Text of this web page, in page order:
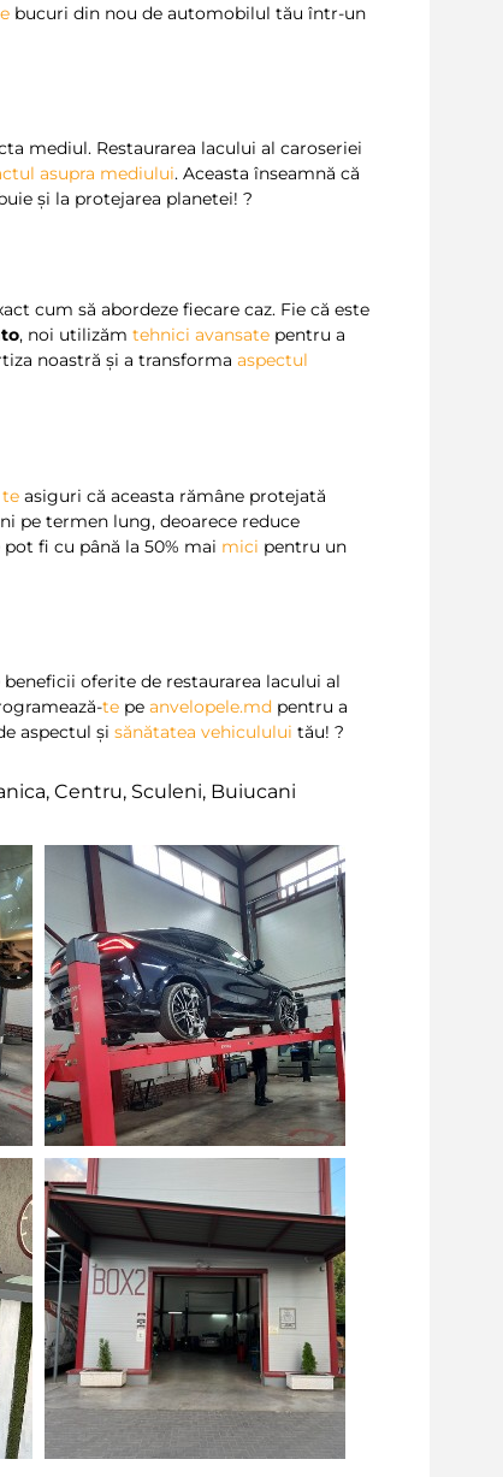
bucuri din nou de automobilul tău într-un
mediul. Restaurarea lacului al caroseriei
asupra mediului. Aceasta înseamnă că
și la protejarea planetei! ?
cum să abordeze fiecare caz. Fie că este
, noi utilizămtehnici avansate pentru a
noastră și a transformaaspectul
te asiguri că aceasta rămâne protejată
pe termen lung, deoarece reduce
fi cu până la 50% mai mici pentru un
oferite de restaurarea lacului al
te peanvelopele.md pentru a
aspectul șisănătatea vehiculului tău! ?
Centru, Sculeni, Buiucani